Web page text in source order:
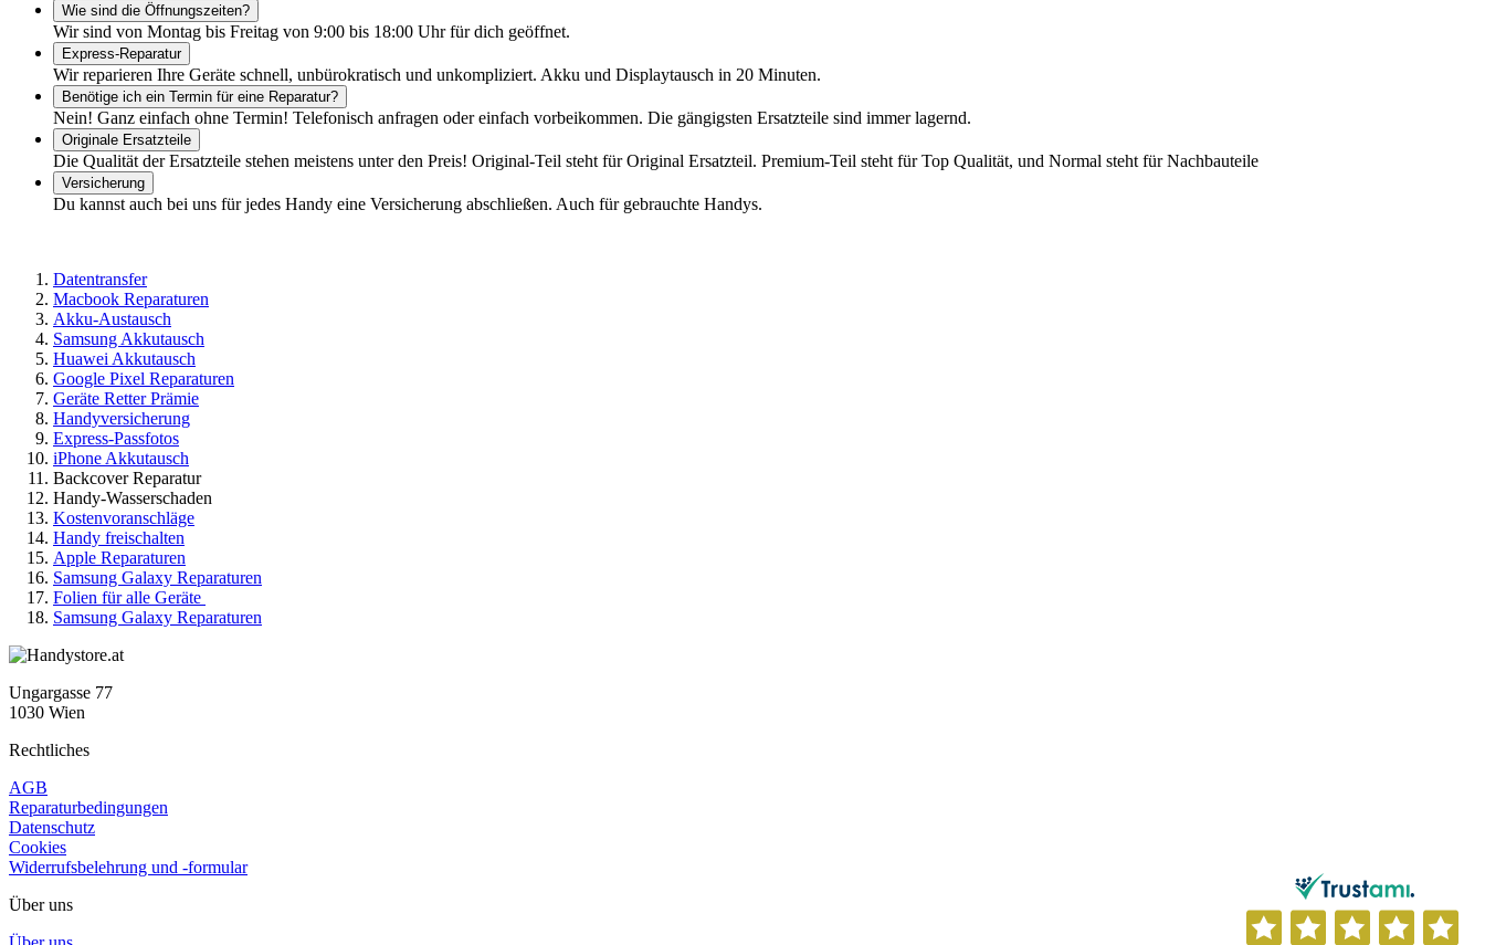
Wie sind die Öffnungszeiten?
Wir sind von Montag bis Freitag von 9:00 bis 18:00 Uhr für dich geöffnet.
Express-Reparatur
Wir reparieren Ihre Geräte schnell, unbürokratisch und unkompliziert. Akku und Displaytausch in 20 Minuten.
Benötige ich ein Termin für eine Reparatur?
Nein! Ganz einfach ohne Termin! Telefonisch anfragen oder einfach vorbeikommen. Die gängigsten Ersatzteile sind immer lagernd.
Originale Ersatzteile
Die Qualität der Ersatzteile stehen meistens unter den Preis! Original-Teil steht für Original Ersatzteil. Premium-Teil steht für Top Qualität, und Normal steht für Nachbauteile
Versicherung
Du kannst auch bei uns für jedes Handy eine Versicherung abschließen. Auch für gebrauchte Handys.
Datentransfer
Macbook Reparaturen
Akku-Austausch
Samsung Akkutausch
Huawei Akkutausch
Google Pixel Reparaturen
Geräte Retter Prämie
Handyversicherung
Express-Passfotos
iPhone Akkutausch
Backcover Reparatur
Handy-Wasserschaden
Kostenvoranschläge
Handy freischalten
Apple Reparaturen
Samsung Galaxy Reparaturen
Folien für alle Geräte
Samsung Galaxy Reparaturen
Ungargasse 77
1030 Wien
Rechtliches
AGB
Reparaturbedingungen
Datenschutz
Cookies
Widerrufsbelehrung und -formular
Über uns